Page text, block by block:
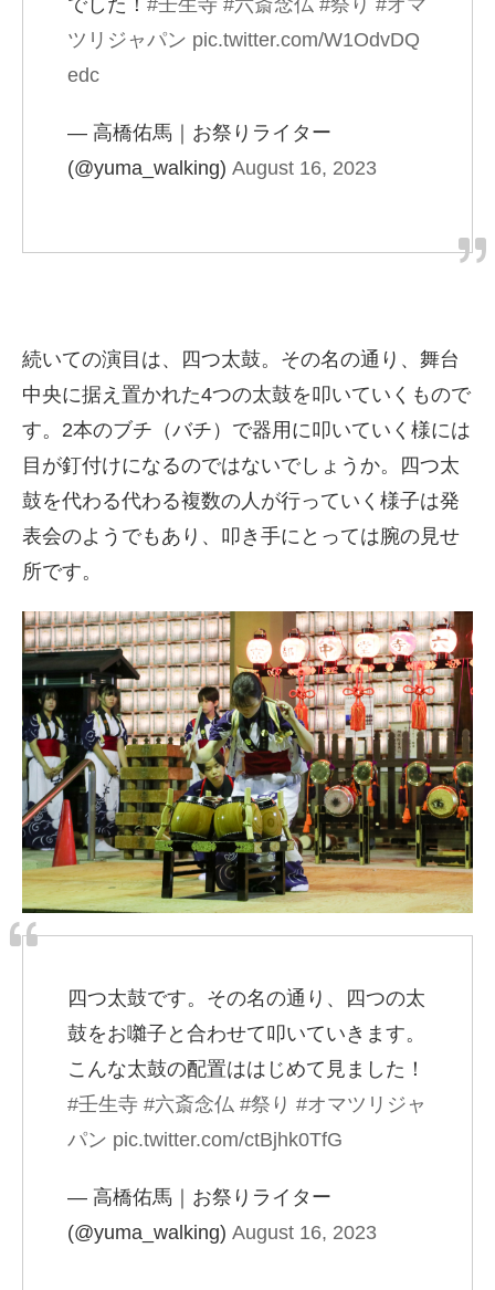
でした！ #壬生寺 #六斎念仏 #祭り #オマ
ツリジャパン pic.twitter.com/W1OdvDQ
edc
— 高橋佑馬｜お祭りライター
(@yuma_walking) August 16, 2023
続いての演目は、四つ太鼓。その名の通り、舞台
中央に据え置かれた4つの太鼓を叩いていくもので
す。2本のブチ（バチ）で器用に叩いていく様には
目が釘付けになるのではないでしょうか。四つ太
鼓を代わる代わる複数の人が行っていく様子は発
表会のようでもあり、叩き手にとっては腕の見せ
所です。
四つ太鼓です。その名の通り、四つの太
鼓をお囃子と合わせて叩いていきます。
こんな太鼓の配置ははじめて見ました！
#壬生寺 #六斎念仏 #祭り #オマツリジャ
パン pic.twitter.com/ctBjhk0TfG
— 高橋佑馬｜お祭りライター
(@yuma_walking) August 16, 2023